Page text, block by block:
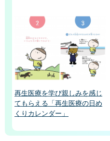
再生医療を学び親しみを感じ
てもらえる「再生医療の日め
くりカレンダー」